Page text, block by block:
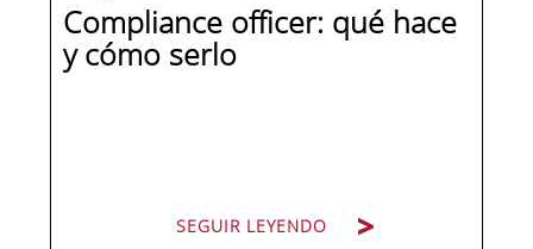
Compliance officer: qué hace
y cómo serlo
SEGUIR LEYENDO